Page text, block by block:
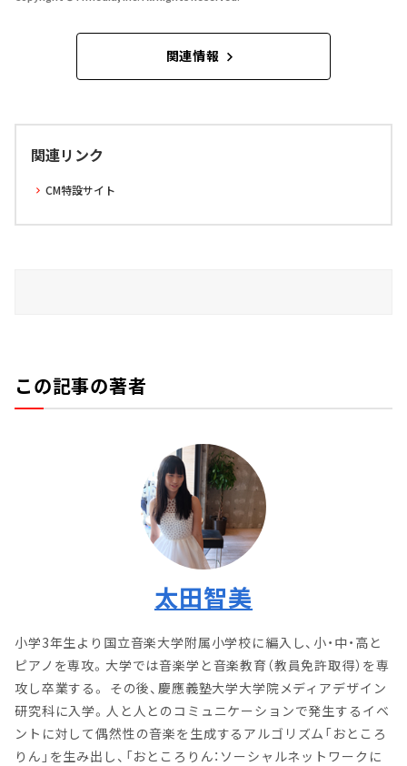
関連情報
関連リンク
CM特設サイト
この記事の著者
太田智美
小学3年生より国立音楽大学附属小学校に編入し、小・中・高と
ピアノを専攻。大学では音楽学と音楽教育（教員免許取得）を専
攻し卒業する。 その後、慶應義塾大学大学院メディアデザイン
研究科に入学。人と人とのコミュニケーションで発生するイベ
ントに対して偶然性の音楽を生成するアルゴリズム「おところ
りん」を生み出し、「おところりん：ソーシャルネットワークに